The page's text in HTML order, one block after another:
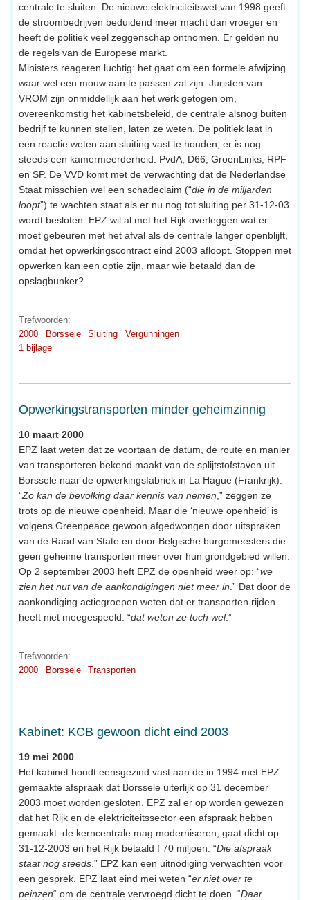
centrale te sluiten. De nieuwe elektriciteitswet van 1998 geeft
de stroombedrijven beduidend meer macht dan vroeger en
heeft de politiek veel zeggenschap ontnomen. Er gelden nu
de regels van de Europese markt.
Ministers reageren luchtig: het gaat om een formele afwijzing
waar wel een mouw aan te passen zal zijn. Juristen van
VROM zijn onmiddellijk aan het werk getogen om,
overeenkomstig het kabinetsbeleid, de centrale alsnog buiten
bedrijf te kunnen stellen, laten ze weten. De politiek laat in
een reactie weten aan sluiting vast te houden, er is nog
steeds een kamermeerderheid: PvdA, D66, GroenLinks, RPF
en SP. De VVD komt met de verwachting dat de Nederlandse
Staat misschien wel een schadeclaim (“die in de miljarden
loopt”) te wachten staat als er nu nog tot sluiting per 31-12-03
wordt besloten. EPZ wil al met het Rijk overleggen wat er
moet gebeuren met het afval als de centrale langer openblijft,
omdat het opwerkingscontract eind 2003 afloopt. Stoppen met
opwerken kan een optie zijn, maar wie betaald dan de
opslagbunker?
Trefwoorden:
2000
Borssele Sluiting
Vergunningen
1 bijlage
Opwerkingstransporten minder geheimzinnig
10 maart 2000
EPZ laat weten dat ze voortaan de datum, de route en manier
van transporteren bekend maakt van de splijtstofstaven uit
Borssele naar de opwerkingsfabriek in La Hague (Frankrijk).
“Zo kan de bevolking daar kennis van nemen ,” zeggen ze
trots op de nieuwe openheid. Maar die ‘nieuwe openheid’ is
volgens Greenpeace gewoon afgedwongen door uitspraken
van de Raad van State en door Belgische burgemeesters die
geen geheime transporten meer over hun grondgebied willen.
Op 2 september 2003 heft EPZ de openheid weer op: “we
zien het nut van de aankondigingen niet meer in .” Dat door de
aankondiging actiegroepen weten dat er transporten rijden
heeft niet meegespeeld: “dat weten ze toch wel.”
Trefwoorden:
2000
Borssele Transporten
Kabinet: KCB gewoon dicht eind 2003
19 mei 2000
Het kabinet houdt eensgezind vast aan de in 1994 met EPZ
gemaakte afspraak dat Borssele uiterlijk op 31 december
2003 moet worden gesloten. EPZ zal er op worden gewezen
dat het Rijk en de elektriciteitssector een afspraak hebben
gemaakt: de kerncentrale mag moderniseren, gaat dicht op
31-12-2003 en het Rijk betaald f 70 miljoen. “Die afspraak
staat nog steeds .” EPZ kan een uitnodiging verwachten voor
een gesprek. EPZ laat eind mei weten “er niet over te
peinzen“ om de centrale vervroegd dicht te doen. “Daar